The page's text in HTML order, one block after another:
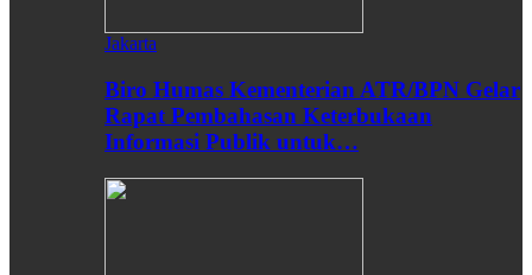
Jakarta
Biro Humas Kementerian ATR/BPN Gelar
Rapat Pembahasan Keterbukaan
Informasi Publik untuk…